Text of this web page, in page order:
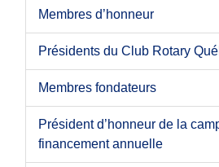
Membres d’honneur
Présidents du Club Rotary
Membres fondateurs
Président d’honneur de la
financement annuelle